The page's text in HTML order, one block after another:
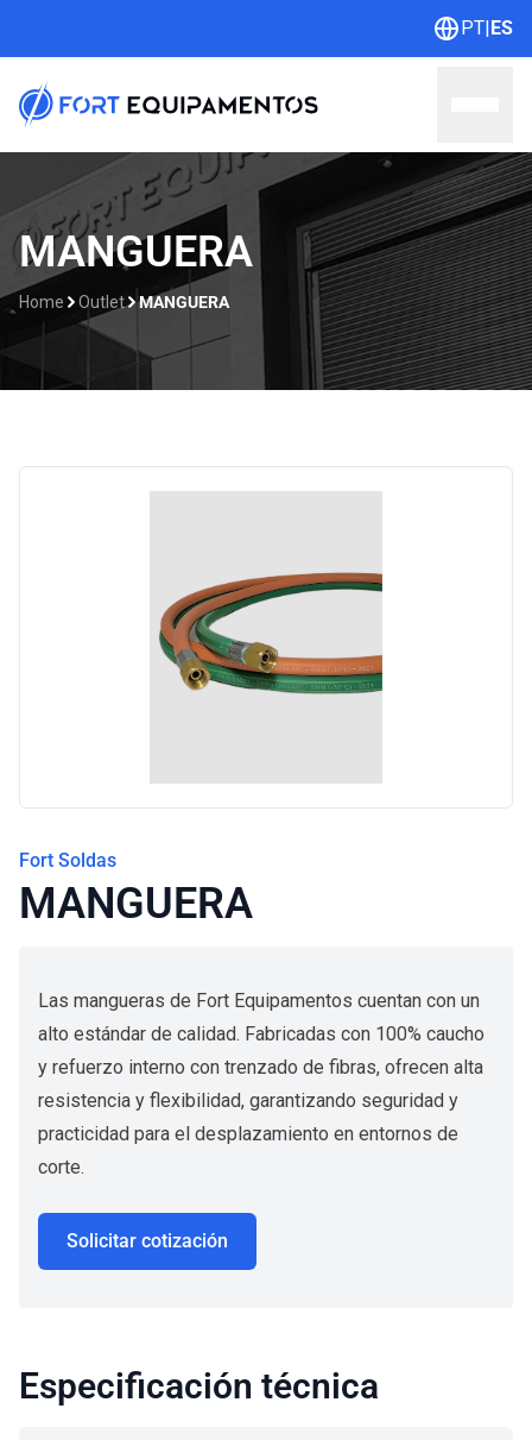
PT|ES
Home
Sobre nosotros
Blog
MANGUERA
Home Outlet MANGUERA
Fort Soldas
MANGUERA
Las mangueras de Fort Equipamentos cuentan con un
alto estándar de calidad. Fabricadas con 100% caucho
y refuerzo interno con trenzado de fibras, ofrecen alta
resistencia y flexibilidad, garantizando seguridad y
practicidad para el desplazamiento en entornos de
corte.
Solicitar cotización
Especificación técnica